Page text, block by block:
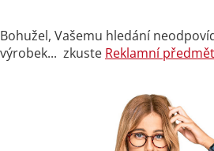
Bohužel, Vašemu hledání
výrobek... zkuste Reklamní